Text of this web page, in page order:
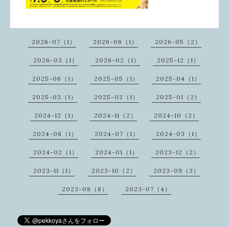
2026-07（1） 2026-06（1） 2026-05（2）
2026-03（1） 2026-02（1） 2025-12（1）
2025-06（1） 2025-05（1） 2025-04（1）
2025-03（1） 2025-02（1） 2025-01（2）
2024-12（1） 2024-11（2） 2024-10（2）
2024-08（1） 2024-07（1） 2024-03（1）
2024-02（1） 2024-01（1） 2023-12（2）
2023-11（1） 2023-10（2） 2023-09（3）
2023-08（8） 2023-07（4）